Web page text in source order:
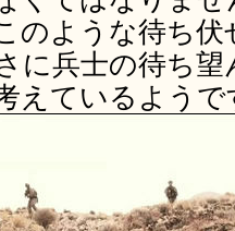
のような待ち
に兵士の待ち
えているようで